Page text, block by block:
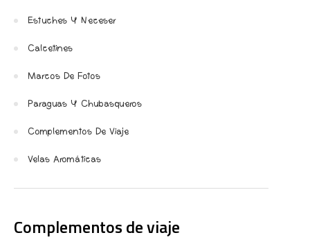
Estuches Y Neceser
Calcetines
Marcos De Fotos
Paraguas Y Chubasqueros
Complementos De Viaje
Velas Aromáticas
Complementos de viaje